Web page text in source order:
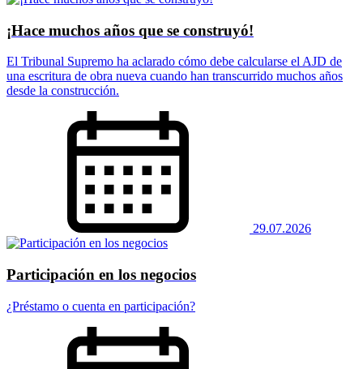
¡Hace muchos años que se construyó!
El Tribunal Supremo ha aclarado cómo debe calcularse el AJD de
una escritura de obra nueva cuando han transcurrido muchos años
desde la construcción.
29.07.2026
Participación en los negocios
¿Préstamo o cuenta en participación?